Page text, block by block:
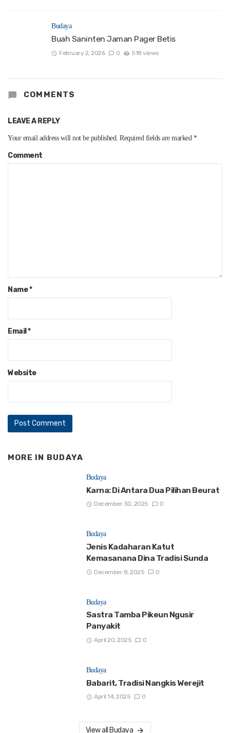
Budaya
Buah Saninten Jaman Pager Betis
February 2, 2026 0 518 views
COMMENTS
LEAVE A REPLY
Your email address will not be published. Required fields are marked *
Comment
Name*
Email*
Website
MORE IN BUDAYA
Budaya
Karna: Di Antara Dua Pilihan Beurat
December 30, 2025 0
Budaya
Jenis Kadaharan Katut
Kemasanana Dina Tradisi Sunda
December 8, 2025 0
Budaya
Sastra Tamba Pikeun Ngusir
Panyakit
April 20, 2025 0
Budaya
Babarit, Tradisi Nangkis Werejit
April 14, 2025 0
View all Budaya